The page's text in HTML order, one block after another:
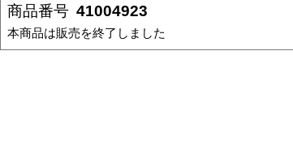
商品番号 41004923
本商品は販売を終了しました